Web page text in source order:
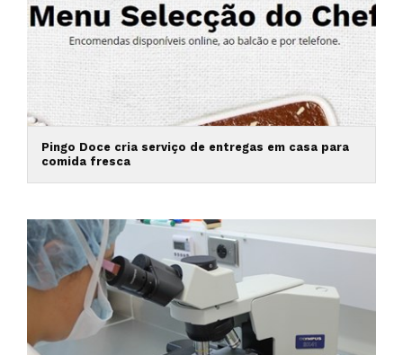
Pingo Doce cria serviço de entregas em casa para
comida fresca